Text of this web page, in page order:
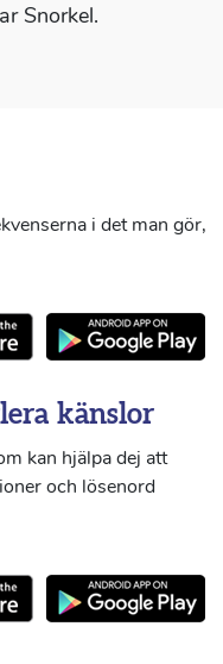
Snorkel.
i det man gör,
känslor
kan hjälpa dej att
och lösenord